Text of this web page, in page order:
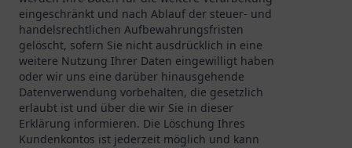
eingeschränkt und nach Ablauf der steuer- und
handelsrechtlichen Aufbewahrungsfristen
gelöscht, sofern Sie nicht ausdrücklich in eine
weitere Nutzung Ihrer Daten eingewilligt haben
oder wir uns eine darüber hinausgehende
Datenverwendung vorbehalten, die gesetzlich
erlaubt ist und über die wir Sie in dieser
Erklärung informieren. Die Löschung Ihres
Kundenkontos ist jederzeit möglich und kann